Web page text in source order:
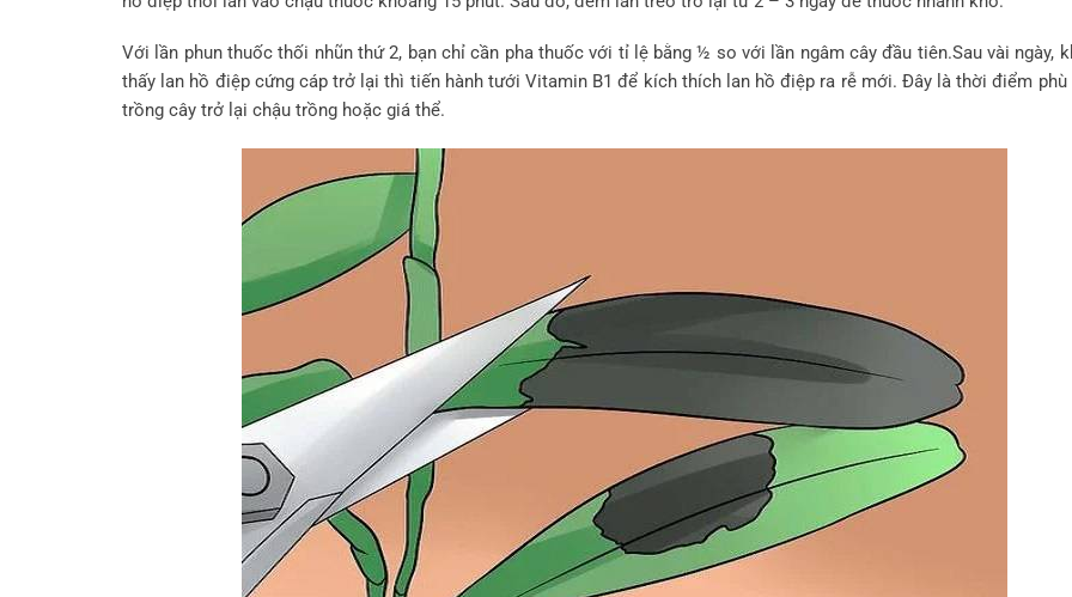
Với lần phun thuốc thối nhũn thứ 2, bạn chỉ cần pha thuốc với tỉ lệ bằng ½ so với lần ngâm cây đầu tiên.Sau vài ngày,
thấy lan hồ điệp cứng cáp trở lại thì tiến hành tưới Vitamin B1 để kích thích lan hồ điệp ra rễ mới. Đây là thời điểm phù
trồng cây trở lại chậu trồng hoặc giá thể.